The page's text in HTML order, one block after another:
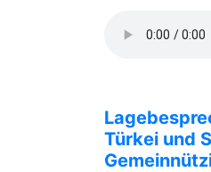
Türkei und